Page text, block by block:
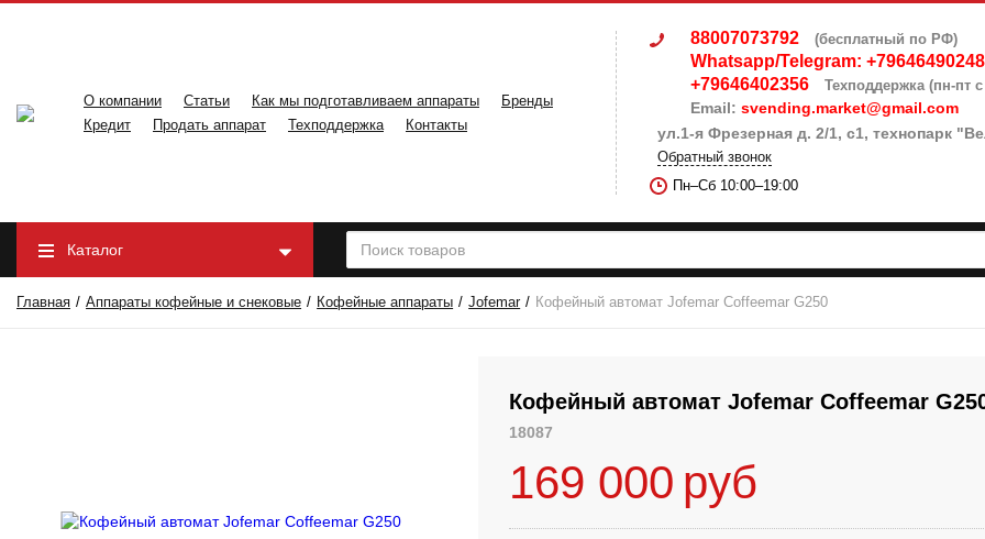
О компании Статьи Как мы подготавливаем аппараты
Бренды
Кредит
Продать аппарат Техподдержка Контакты
88007073792 (бесплатный по РФ)
Whatsapp/Telegram:
+79646402356
Техподдержка (пн-пт
Email:svending.market@gmail.com
ул.1-я Фрезерная д. 2/1, с1, технопарк
Обратный звонок
Пн–Сб 10:00–19:00
Каталог
Главная Аппараты кофейные и снековые Кофейные аппараты Jofemar Кофейный автомат Jofemar Coffeemar G250
Кофейный автомат Jofemar Coffeemar
18087
169 000 руб